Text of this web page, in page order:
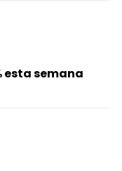
esta semana